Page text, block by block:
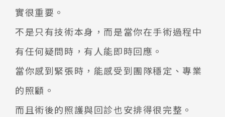
實很重要。
不是只有技術本身，而是當你在手術過程中
有任何疑問時，有人能即時回應。
當你感到緊張時，能感受到團隊穩定、專業
的照顧。
而且術後的照護與回診也安排得很完整。